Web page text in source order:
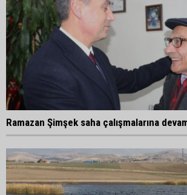
Ramazan Şimşek saha çalışmalarına